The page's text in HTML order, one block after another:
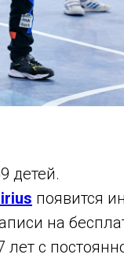
детей.
появится
на
лет с